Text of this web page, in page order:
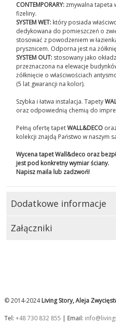
CONTEMPORARY: zmywalna tapeta
fizeliny.
SYSTEM WET: który posiada
dedykowana do pomieszczeń o
stosować z powodzeniem w
prysznicem. Odporna jest na
SYSTEM OUT: stosowany jako
przeznaczona na elewacje
żółknięcie o właściwościach
(5 lat gwarancji na kolor).
Szybka i łatwa instalacja. Tapety
oraz odpowiednią chemią do
Pełną ofertę tapetWALL&DECO
kolekcji znajdą Państwo w naszym
Wycena tapet Wall&deco oraz
jest pod konkretny wymiar ściany.
Napisz maila lub zadzwoń!
Dodatkowe informacje
Załączniki
© 2014-2024Living Story, Aleja
Tel: +48 730 832 855 | Email: